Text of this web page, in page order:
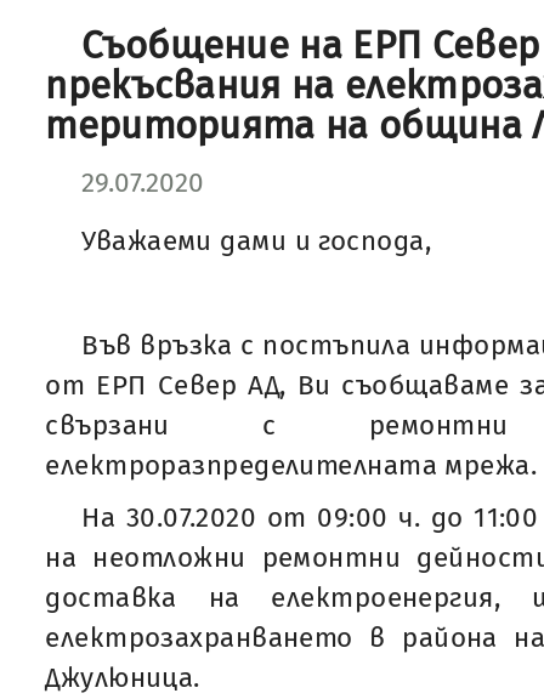
Съобщение на ЕРП
прекъсвания на
територията на община
29.07.2020
Уважаеми дами и господа,
Във връзка с постъпила
от ЕРП Север АД, Ви съобщаваме
свързани с
електроразпределителната мрежа.
На 30.07.2020 от 09:00 ч. до
на неотложни ремонтни
доставка на електроенергия,
електрозахранването в района
Джулюница.